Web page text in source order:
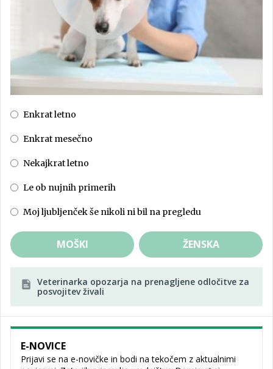
Enkrat letno
Enkrat mesečno
Nekajkrat letno
Le ob nujnih primerih
Moj ljubljenček še nikoli ni bil na pregledu
MOŠKI ŽENSKA
Veterinarka opozarja na prenagljene odločitve za
posvojitev živali
E-NOVICE
Prijavi se na e-novičke in bodi na tekočem z aktualnimi